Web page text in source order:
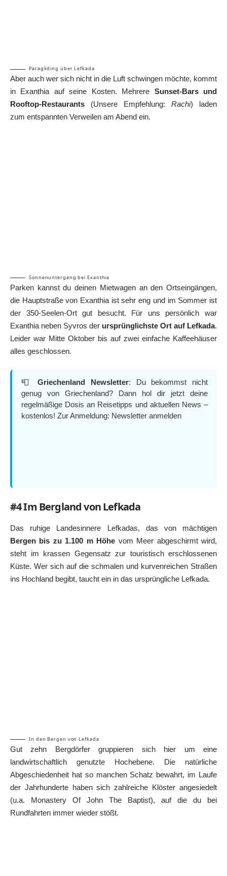
Paragliding über Lefkada
Aber auch wer sich nicht in die Luft schwingen möchte, kommt
in Exanthia auf seine Kosten. Mehrere Sunset-Bars und
Rooftop-Restaurants (Unsere Empfehlung: Rachi) laden
zum entspannten Verweilen am Abend ein.
Sonnenuntergang bei Exanthia
Parken kannst du deinen Mietwagen an den Ortseingängen,
die Hauptstraße von Exanthia ist sehr eng und im Sommer ist
der 350-Seelen-Ort gut besucht. Für uns persönlich war
Exanthia neben Syvros der ursprünglichste Ort auf Lefkada.
Leider war Mitte Oktober bis auf zwei einfache Kaffeehäuser
alles geschlossen.
📮Griechenland Newsletter: Du bekommst nicht
genug von Griechenland? Dann hol dir jetzt deine
regelmäßige Dosis an Reisetipps und aktuellen News –
kostenlos! Zur Anmeldung: Newsletter anmelden
#4 Im Bergland von Lefkada
Das ruhige Landesinnere Lefkadas, das von mächtigen
Bergen bis zu 1.100 m Höhe vom Meer abgeschirmt wird,
steht im krassen Gegensatz zur touristisch erschlossenen
Küste. Wer sich auf die schmalen und kurvenreichen Straßen
ins Hochland begibt, taucht ein in das ursprüngliche Lefkada.
In den Bergen von Lefkada
Gut zehn Bergdörfer gruppieren sich hier um eine
landwirtschaftlich genutzte Hochebene. Die natürliche
Abgeschiedenheit hat so manchen Schatz bewahrt, im Laufe
der Jahrhunderte haben sich zahlreiche Klöster angesiedelt
(u.a. Monastery Of John The Baptist), auf die du bei
Rundfahrten immer wieder stößt.